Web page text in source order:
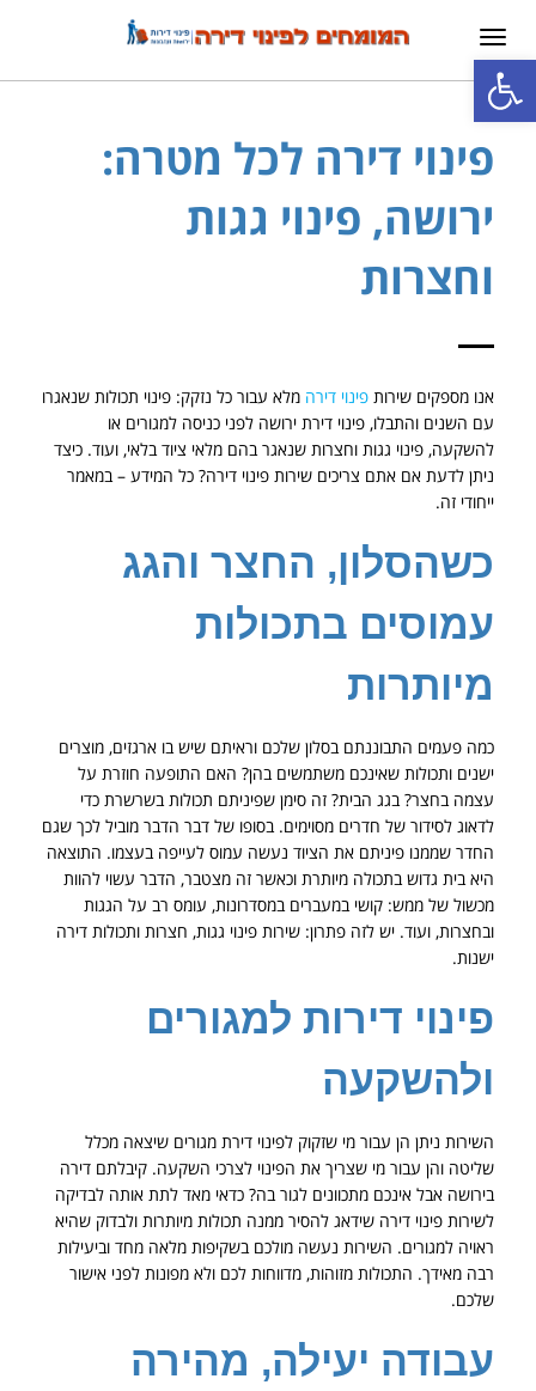
פתח סרגל נגישות
תפריט
פינוי דירה לכל מטרה:
ירושה, פינוי גגות
וחצרות
אנו מספקים שירות פינוי דירה מלא עבור כל נזקק: פינוי תכולות שנאגרו
עם השנים והתבלו, פינוי דירת ירושה לפני כניסה למגורים או
להשקעה, פינוי גגות וחצרות שנאגר בהם מלאי ציוד בלאי, ועוד. כיצד
ניתן לדעת אם אתם צריכים שירות פינוי דירה? כל המידע – במאמר
ייחודי זה.
כשהסלון, החצר והגג
עמוסים בתכולות
מיותרות
כמה פעמים התבוננתם בסלון שלכם וראיתם שיש בו ארגזים, מוצרים
ישנים ותכולות שאינכם משתמשים בהן? האם התופעה חוזרת על
עצמה בחצר? בגג הבית? זה סימן שפיניתם תכולות בשרשרת כדי
לדאוג לסידור של חדרים מסוימים. בסופו של דבר הדבר מוביל לכך שגם
החדר שממנו פיניתם את הציוד נעשה עמוס לעייפה בעצמו. התוצאה
היא בית גדוש בתכולה מיותרת וכאשר זה מצטבר, הדבר עשוי להוות
מכשול של ממש: קושי במעברים במסדרונות, עומס רב על הגגות
ובחצרות, ועוד. יש לזה פתרון: שירות פינוי גגות, חצרות ותכולות דירה
ישנות.
פינוי דירות למגורים
ולהשקעה
השירות ניתן הן עבור מי שזקוק לפינוי דירת מגורים שיצאה מכלל
שליטה והן עבור מי שצריך את הפינוי לצרכי השקעה. קיבלתם דירה
בירושה אבל אינכם מתכוונים לגור בה? כדאי מאד לתת אותה לבדיקה
לשירות פינוי דירה שידאג להסיר ממנה תכולות מיותרות ולבדוק שהיא
ראויה למגורים. השירות נעשה מולכם בשקיפות מלאה מחד וביעילות
רבה מאידך. התכולות מזוהות, מדווחות לכם ולא מפונות לפני אישור
שלכם.
עבודה יעילה, מהירה